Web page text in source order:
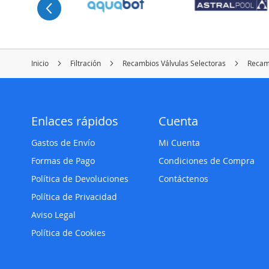
Inicio Filtración Recambios Válvulas Selectoras
Enlaces rápidos
Gastos de Envío
Formas de Pago
Política de Devoluciones
Política de Privacidad
Aviso Legal
Política de Cookies
Cuenta
Mi Cuenta
Condiciones de Compra
Contáctenos